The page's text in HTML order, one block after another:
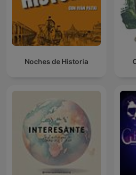
Noches de Historia